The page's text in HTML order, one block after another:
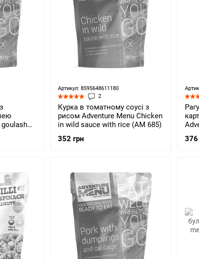
goulash
Артикул: 8595648611180
2
Курка в томатному соусі з
рисом Adventure Menu Chicken
in wild sauce with rice (AM 685)
352 грн
689)
376